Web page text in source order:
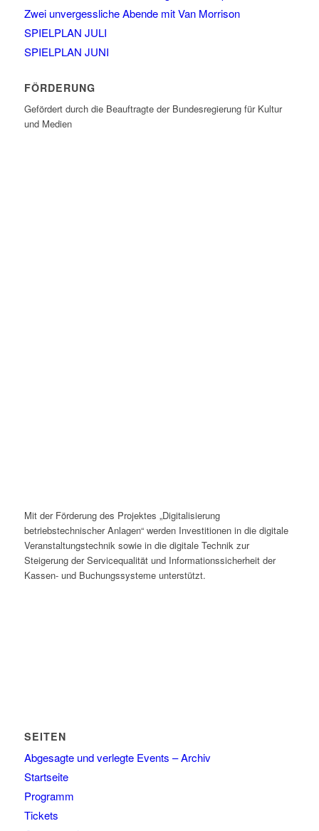
Zwei unvergessliche Abende mit Van Morrison
SPIELPLAN JULI
SPIELPLAN JUNI
FÖRDERUNG
Gefördert durch die Beauftragte der Bundesregierung für Kultur
und Medien
Mit der Förderung des Projektes „Digitalisierung
betriebstechnischer Anlagen“ werden Investitionen in die digitale
Veranstaltungstechnik sowie in die digitale Technik zur
Steigerung der Servicequalität und Informationssicherheit der
Kassen- und Buchungssysteme unterstützt.
SEITEN
Abgesagte und verlegte Events – Archiv
Startseite
Programm
Tickets